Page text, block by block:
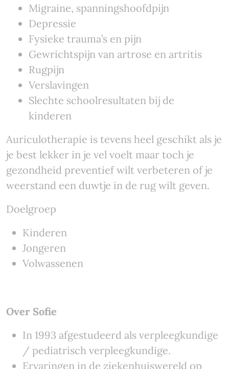
Migraine, spanningshoofdpijn
Depressie
Fysieke trauma’s en pijn
Gewrichtspijn van artrose en artritis
Rugpijn
Verslavingen
Slechte schoolresultaten bij de
kinderen
Auriculotherapie is tevens heel geschikt als je
je best lekker in je vel voelt maar toch je
gezondheid preventief wilt verbeteren of je
weerstand een duwtje in de rug wilt geven.
Doelgroep
Kinderen
Jongeren
Volwassenen
Over Sofie
In 1993 afgestudeerd als verpleegkundige
/ pediatrisch verpleegkundige.
Ervaringen in de ziekenhuiswereld op